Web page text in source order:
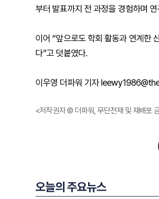
부터 발표까지 전 과정을 경험하며
이어 “앞으로도 학회 활동과 연계한
다”고 덧붙였다.
이우영 더파워 기자
<저작권자 © 더파워, 무단전재 및 재배포
오늘의 주요뉴스